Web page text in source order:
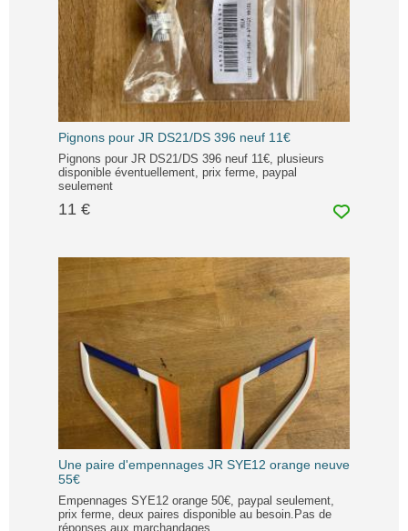
Pignons pour JR DS21/DS 396 neuf 11€
Pignons pour JR DS21/DS 396 neuf 11€, plusieurs
disponible éventuellement, prix ferme, paypal
seulement
11 €
Une paire d'empennages JR SYE12 orange neuve
55€
Empennages SYE12 orange 50€, paypal seulement,
prix ferme, deux paires disponible au besoin.Pas de
réponses aux marchandages.